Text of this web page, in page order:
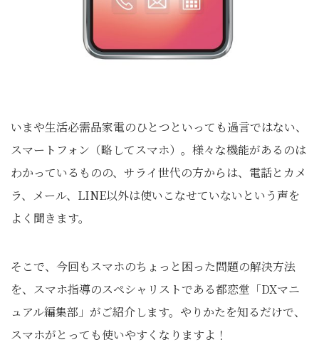
いまや生活必需品家電のひとつといっても過言ではない、
スマートフォン（略してスマホ）。様々な機能があるのは
わかっているものの、サライ世代の方からは、電話とカメ
ラ、メール、LINE以外は使いこなせていないという声を
よく聞きます。
そこで、今回もスマホのちょっと困った問題の解決方法
を、スマホ指導のスペシャリストである都恋堂「DXマニ
ュアル編集部」がご紹介します。やりかたを知るだけで、
スマホがとっても使いやすくなりますよ！